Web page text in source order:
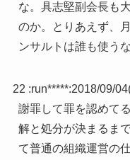
な。具志堅副会長も
のか。とりあえず、
ンサルトは誰も使うな
22 :run*****:2018/09/
謝罪して罪を認めて
解と処分が決まるま
て普通の組織運営の